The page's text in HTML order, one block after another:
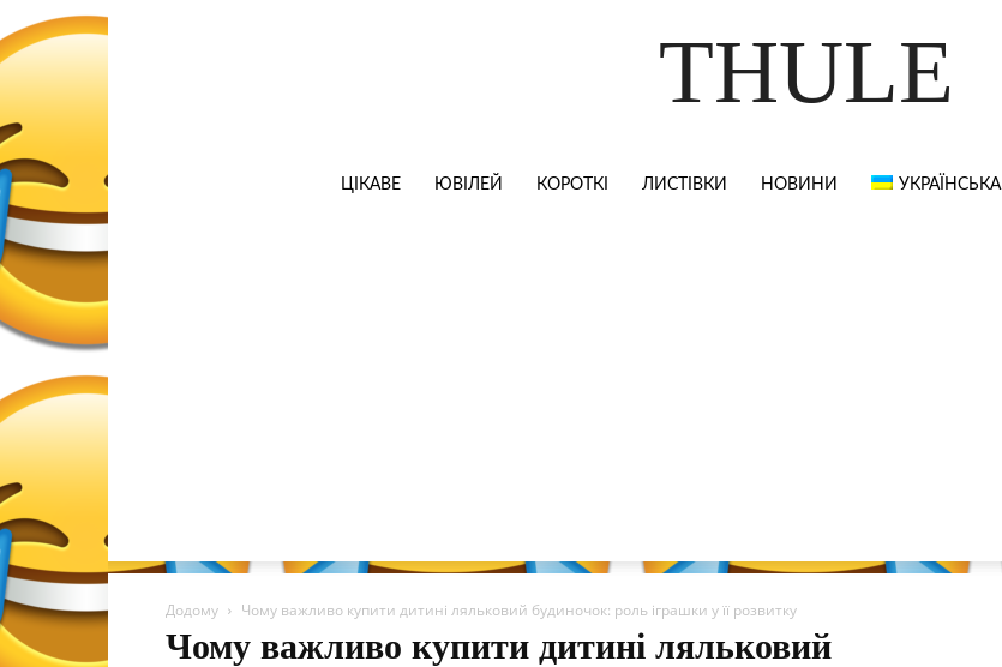
THULE
ЦІКАВЕ ЮВІЛЕЙ КОРОТКІ ЛИСТІВКИ НОВИНИ УКРАЇНСЬКА
Додому Чому важливо купити дитині ляльковий будиночок: роль іграшки у її розвитку
Чому важливо купити дитині ляльковий